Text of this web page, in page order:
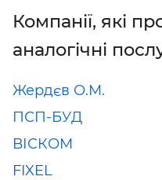
Компанії, які
аналогічні
Жердєв О.М.
ПСП-БУД
ВІСКОМ
FIXEL